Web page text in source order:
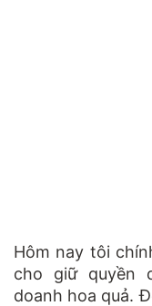
Hôm nay tôi
cho giữ quyền
doanh hoa quả.